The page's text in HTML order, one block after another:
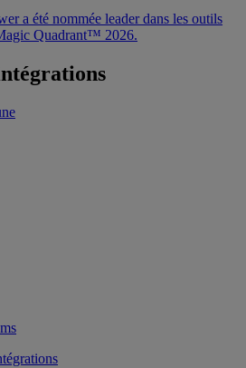
a été nommée leader dans les outils
Quadrant™ 2026.